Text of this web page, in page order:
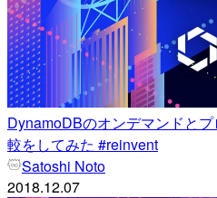
DynamoDBのオンデマンドと
較をしてみた #reinvent
Satoshi Noto
2018.12.07